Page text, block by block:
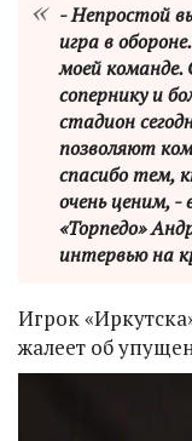
- Непростой
игра в
моей команде.
сопернику и
стадион
позволяют
спасибо тем,
очень ценим, -
«Торпедо»
интервью на
Игрок
жалеет об